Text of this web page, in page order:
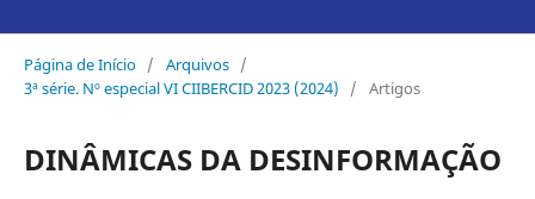
Página de Início / Arquivos /
3ª série. Nº especial VI CIIBERCID 2023 (2024)
/ Artigos
DINÂMICAS DA DESINFORMAÇÃO